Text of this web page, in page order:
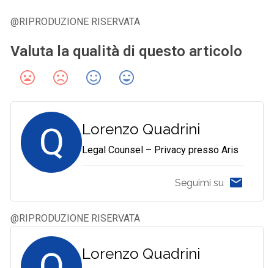
@RIPRODUZIONE RISERVATA
Valuta la qualità di questo articolo
Q Lorenzo Quadrini
Legal Counsel – Privacy presso Aris
Seguimi su
@RIPRODUZIONE RISERVATA
Lorenzo Quadrini